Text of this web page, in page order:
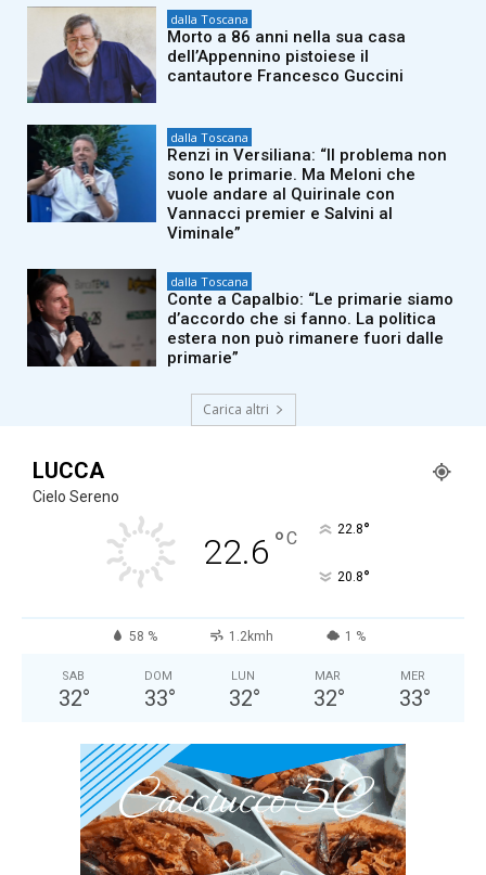
dalla Toscana
Morto a 86 anni nella sua casa
dell’Appennino pistoiese il
cantautore Francesco Guccini
dalla Toscana
Renzi in Versiliana: “Il problema non
sono le primarie. Ma Meloni che
vuole andare al Quirinale con
Vannacci premier e Salvini al
Viminale”
dalla Toscana
Conte a Capalbio: “Le primarie siamo
d’accordo che si fanno. La politica
estera non può rimanere fuori dalle
primarie”
Carica altri
LUCCA
Cielo Sereno
22.6 °C 22.8°
20.8°
58 % 1.2kmh 1 %
SAB
32°
DOM
33°
LUN
32°
MAR
32°
MER
33°